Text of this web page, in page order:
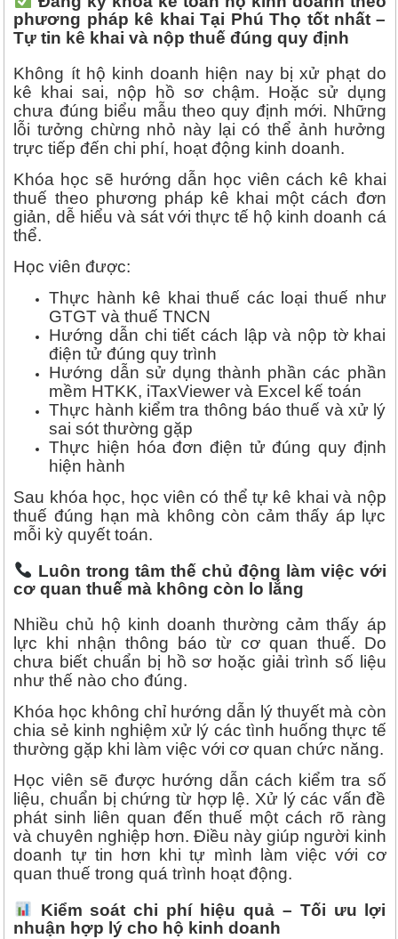
phương pháp kê khai Tại Phú Thọ tốt nhất –
Tự tin kê khai và nộp thuế đúng quy định
Không ít hộ kinh doanh hiện nay bị xử phạt do
kê khai sai, nộp hồ sơ chậm. Hoặc sử dụng
chưa đúng biểu mẫu theo quy định mới. Những
lỗi tưởng chừng nhỏ này lại có thể ảnh hưởng
trực tiếp đến chi phí, hoạt động kinh doanh.
Khóa học sẽ hướng dẫn học viên cách kê khai
thuế theo phương pháp kê khai một cách đơn
giản, dễ hiểu và sát với thực tế hộ kinh doanh cá
thể.
Học viên được:
Thực hành kê khai thuế các loại thuế như
GTGT và thuế TNCN
Hướng dẫn chi tiết cách lập và nộp tờ khai
điện tử đúng quy trình
Hướng dẫn sử dụng thành phần các phần
mềm HTKK, iTaxViewer và Excel kế toán
Thực hành kiểm tra thông báo thuế và xử lý
sai sót thường gặp
Thực hiện hóa đơn điện tử đúng quy định
hiện hành
Sau khóa học, học viên có thể tự kê khai và nộp
thuế đúng hạn mà không còn cảm thấy áp lực
mỗi kỳ quyết toán.
Luôn trong tâm thế chủ động làm việc với
cơ quan thuế mà không còn lo lắng
Nhiều chủ hộ kinh doanh thường cảm thấy áp
lực khi nhận thông báo từ cơ quan thuế. Do
chưa biết chuẩn bị hồ sơ hoặc giải trình số liệu
như thế nào cho đúng.
Khóa học không chỉ hướng dẫn lý thuyết mà còn
chia sẻ kinh nghiệm xử lý các tình huống thực tế
thường gặp khi làm việc với cơ quan chức năng.
Học viên sẽ được hướng dẫn cách kiểm tra số
liệu, chuẩn bị chứng từ hợp lệ. Xử lý các vấn đề
phát sinh liên quan đến thuế một cách rõ ràng
và chuyên nghiệp hơn. Điều này giúp người kinh
doanh tự tin hơn khi tự mình làm việc với cơ
quan thuế trong quá trình hoạt động.
Kiểm soát chi phí hiệu quả – Tối ưu lợi
nhuận hợp lý cho hộ kinh doanh